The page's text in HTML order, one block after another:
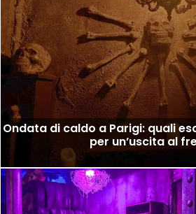
Ondata di caldo a Parigi: quali
per un’uscita al